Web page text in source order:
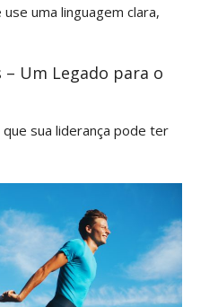
uma linguagem clara,
Um Legado para o
sua liderança pode ter